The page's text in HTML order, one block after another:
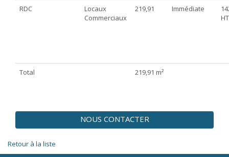
RDC
Locaux
Commerciaux
219,91 Immédiate
Total 219,91 m²
NOUS CONTACTER
Retour à la liste